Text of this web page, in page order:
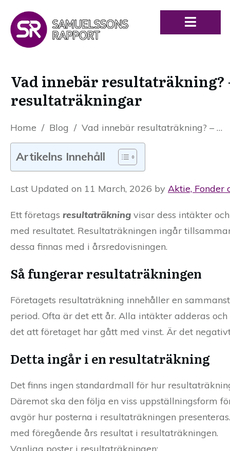
Vad innebär resultaträkning?
resultaträkningar
Home / Blog / Vad innebär resultaträkning? – Allt du behöver veta om resultaträkningar
Artikelns Innehåll
Last Updated on 11 March, 2026 by Aktie, Fonder
Ett företags resultaträkning visar dess intäkter
med resultatet. Resultaträkningen ingår
dessa finnas med i årsredovisningen.
Så fungerar resultaträkningen
Företagets resultaträkning innehåller en
period. Ofta är det ett år. Alla intäkter adderas
det att företaget har gått med vinst. Är det
Detta ingår i en resultaträkning
Det finns ingen standardmall för hur
Däremot ska den följa en viss uppställningsform
avgör hur posterna i resultaträkningen
med föregående års resultat i resultaträkningen.